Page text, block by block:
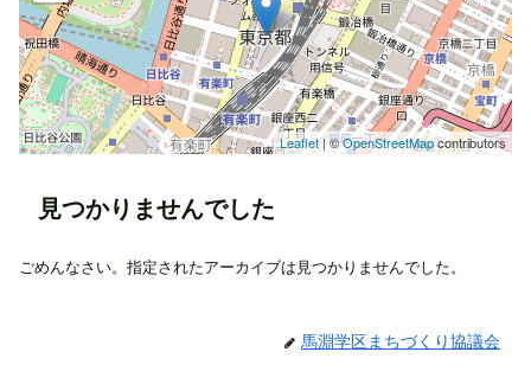
Leaflet | ©OpenStreetMapcontributors
見つかりませんでした
ごめんなさい。指定されたアーカイブは見つかりませんでした。
馬淵学区まちづくり協議会